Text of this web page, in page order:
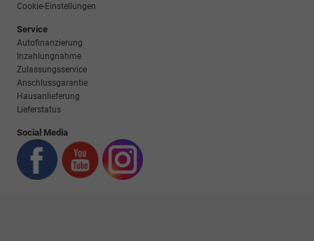
Cookie-Einstellungen
Service
Autofinanzierung
Inzahlungnahme
Zulassungsservice
Anschlussgarantie
Hausanlieferung
Lieferstatus
Social Media